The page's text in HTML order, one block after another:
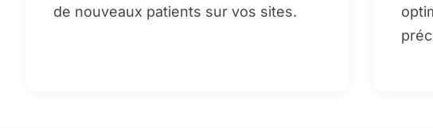
de nouveaux patients sur vos sites.